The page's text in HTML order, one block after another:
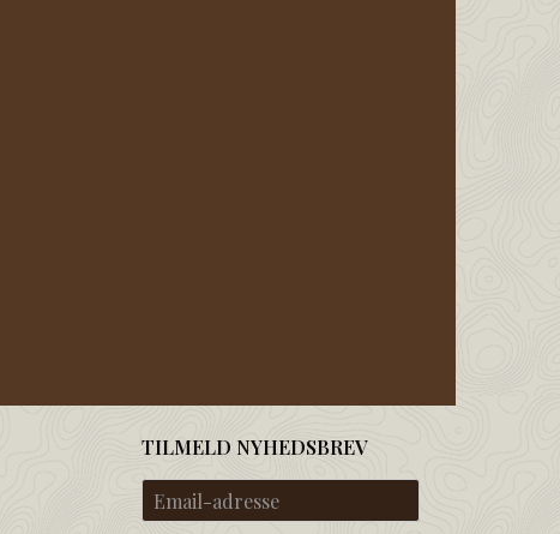
TILMELD NYHEDSBREV
Email-
adresse